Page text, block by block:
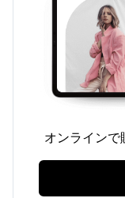
オンラインで